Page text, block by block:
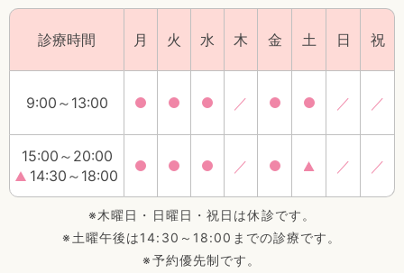
診療時間 月 火 水 木 金 土 日 祝
9:00～13:00 ／ ／ ／
15:00～20:00
14:30～18:00
／ ／ ／
※木曜日・日曜日・祝日は休診です。
※土曜午後は14:30～18:00までの診療です。
※予約優先制です。